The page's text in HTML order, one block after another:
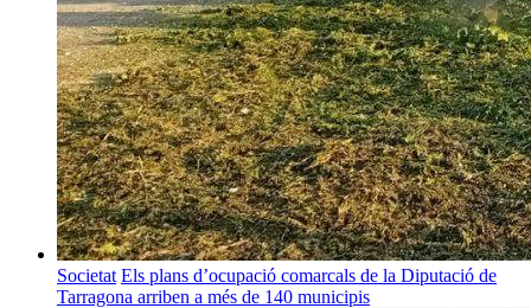
Societat Els plans d’ocupació comarcals de la Diputació de
Tarragona arriben a més de 140 municipis